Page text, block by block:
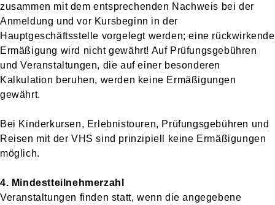
zusammen mit dem entsprechenden Nachweis bei der
Anmeldung und vor Kursbeginn in der
Hauptgeschäftsstelle vorgelegt werden; eine rückwirkende
Ermäßigung wird nicht gewährt! Auf Prüfungsgebühren
und Veranstaltungen, die auf einer besonderen
Kalkulation beruhen, werden keine Ermäßigungen
gewährt.
Bei Kinderkursen, Erlebnistouren, Prüfungsgebühren und
Reisen mit der VHS sind prinzipiell keine Ermäßigungen
möglich.
4. Mindestteilnehmerzahl
Veranstaltungen finden statt, wenn die angegebene